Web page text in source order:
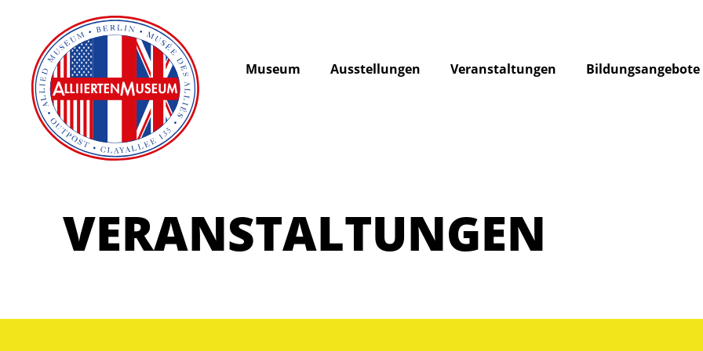
Museum Ausstellungen Veranstaltungen Bildungsangebote
VERANSTALTUNGEN